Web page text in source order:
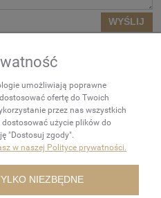
WYŚLIJ
umożliwiają poprawne
ofertę do Twoich
przez nas wszystkich
użycie plików do
"Dostosuj zgody".
w naszej Polityce prywatności.
NIEZBĘDNE